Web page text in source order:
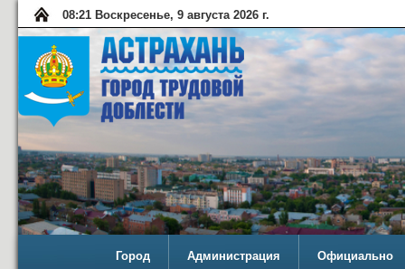
08:21 Воскресенье, 9 августа 2026 г.
Город Администрация Официально